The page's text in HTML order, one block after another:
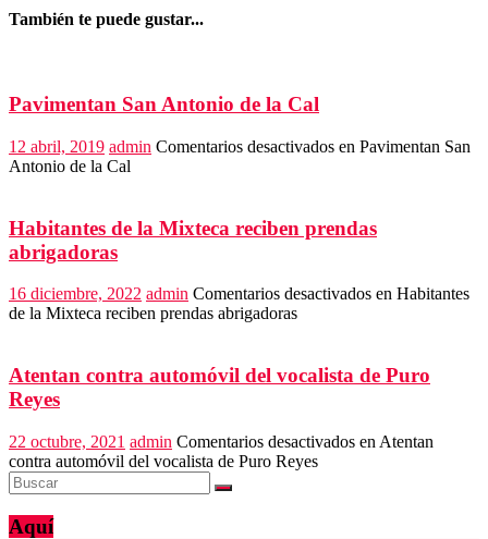
También te puede gustar...
Pavimentan San Antonio de la Cal
12 abril, 2019 admin Comentarios desactivados en Pavimentan San
Antonio de la Cal
Habitantes de la Mixteca reciben prendas
abrigadoras
16 diciembre, 2022 admin Comentarios desactivados en Habitantes
de la Mixteca reciben prendas abrigadoras
Atentan contra automóvil del vocalista de Puro
Reyes
22 octubre, 2021 admin Comentarios desactivados en Atentan
contra automóvil del vocalista de Puro Reyes
Aquí